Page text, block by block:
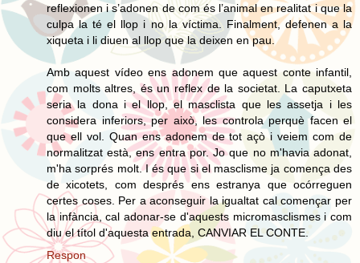
reflexionen i s’adonen de com és l’animal en realitat i que la
culpa la té el llop i no la víctima. Finalment, defenen a la
xiqueta i li diuen al llop que la deixen en pau.
Amb aquest vídeo ens adonem que aquest conte infantil,
com molts altres, és un reflex de la societat. La caputxeta
seria la dona i el llop, el masclista que les assetja i les
considera inferiors, per això, les controla perquè facen el
que ell vol. Quan ens adonem de tot açò i veiem com de
normalitzat està, ens entra por. Jo que no m'havia adonat,
m'ha sorprés molt. I és que si el masclisme ja comença des
de xicotets, com després ens estranya que ocórreguen
certes coses. Per a aconseguir la igualtat cal començar per
la infància, cal adonar-se d'aquests micromasclismes i com
diu el títol d'aquesta entrada, CANVIAR EL CONTE.
Respon